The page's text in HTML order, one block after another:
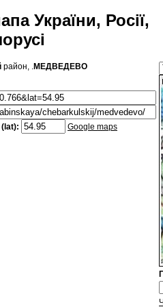
України, Росії,
район, .МЕДВЕДЕВО
Google maps